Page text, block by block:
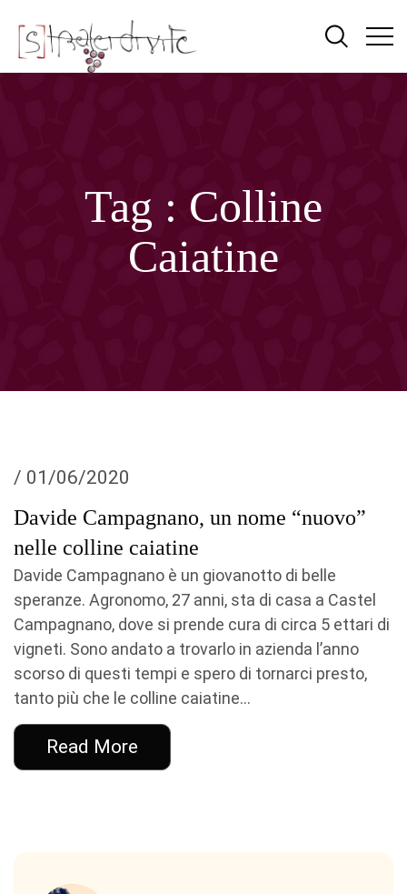
Tag : Colline
Caiatine
/ 01/06/2020
Davide Campagnano, un nome “nuovo”
nelle colline caiatine
Davide Campagnano è un giovanotto di belle
speranze. Agronomo, 27 anni, sta di casa a Castel
Campagnano, dove si prende cura di circa 5 ettari di
vigneti. Sono andato a trovarlo in azienda l’anno
scorso di questi tempi e spero di tornarci presto,
tanto più che le colline caiatine...
Read More